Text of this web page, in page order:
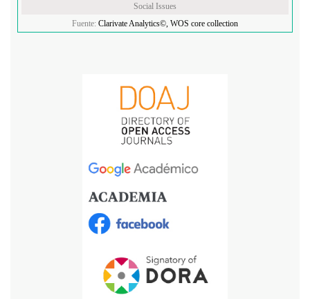
Social Issues
Fuente: Clarivate Analytics©, WOS core collection